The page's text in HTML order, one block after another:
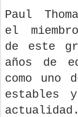
Paul
el
de este
años de
como uno
estables